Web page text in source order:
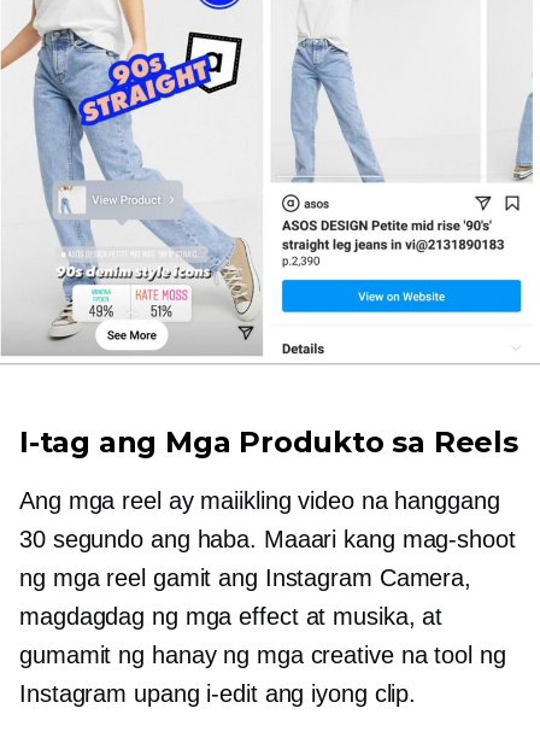
I-tag ang Mga Produkto sa Reels
Ang mga reel ay maiikling video na hanggang
30 segundo ang haba. Maaari kang mag-shoot
ng mga reel gamit ang Instagram Camera,
magdagdag ng mga effect at musika, at
gumamit ng hanay ng mga creative na tool ng
Instagram upang i-edit ang iyong clip.